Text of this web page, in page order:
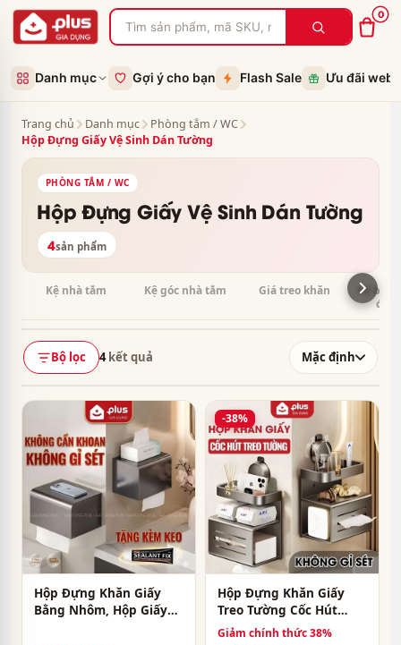
0
Danh mục Gợi ý cho bạn Flash Sale Ưu đãi web
Trang chủ Danh mục
Phòng tắm / WC
Hộp Đựng Giấy Vệ Sinh Dán Tường
PHÒNG TẮM / WC
Hộp Đựng Giấy Vệ Sinh Dán Tường
4sản phẩm
Kệ nhà tắm Kệ góc nhà tắm Giá treo khăn
Kệ bàn
Bộ lọc 4kết quả Mặc định
Hộp Đựng Khăn Giấy
Bằng Nhôm, Hộp Giấy
-38%
Hộp Đựng Khăn Giấy
Treo Tường Cốc Hút
Không Cần Khoan Đục,
Giảm chính thức 38%